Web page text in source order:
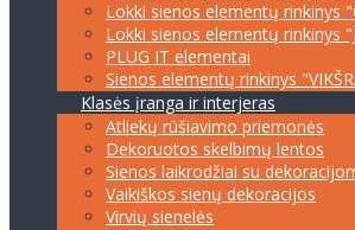
Lokki sienos elementų rinkinys
Lokki sienos elementų rinkinys
PLUG IT elementai
Sienos elementų rinkinys
Klasės įranga ir interjeras
Atliekų rūšiavimo priemonės
Dekoruotos skelbimų lentos
Sienos laikrodžiai su
Vaikiškos sienų dekoracijos
Virvių sienelės